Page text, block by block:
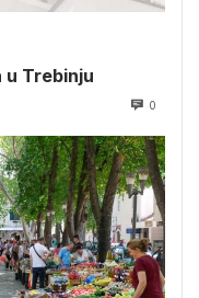
Trebinju
0